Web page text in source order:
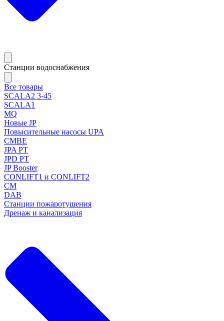
Станции водоснабжения
Все товары
SCALA2 3-45
SCALA1
MQ
Новые JP
Повысительные насосы UPA
CMBE
JPA PT
JPD PT
JP Booster
CONLIFT1 и CONLIFT2
CM
DAB
Станции пожаротушения
Дренаж и канализация